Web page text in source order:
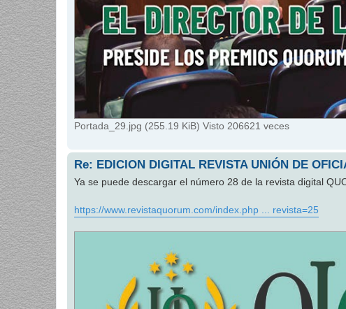
Portada_29.jpg (255.19 KiB) Visto 206621 veces
Re: EDICION DIGITAL REVISTA UNIÓN DE
Ya se puede descargar el número 28 de la revista digital
https://www.revistaquorum.com/index.php ... revista=25